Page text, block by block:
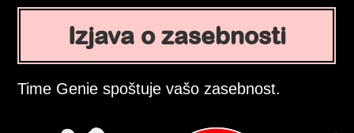
Izjava o zasebnosti
Time Genie spoštuje vašo zasebnost.